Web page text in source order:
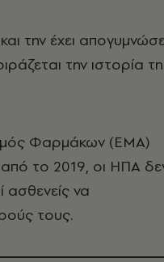
την έχει
την ιστορία
Φαρμάκων (EMA)
από το 2019, οι ΗΠΑ
ασθενείς να
τους.